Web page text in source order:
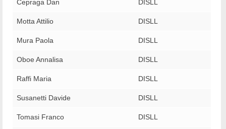
Cepraga Dan DISLL
Motta Attilio DISLL
Mura Paola DISLL
Oboe Annalisa DISLL
Raffi Maria DISLL
Susanetti Davide DISLL
Tomasi Franco DISLL